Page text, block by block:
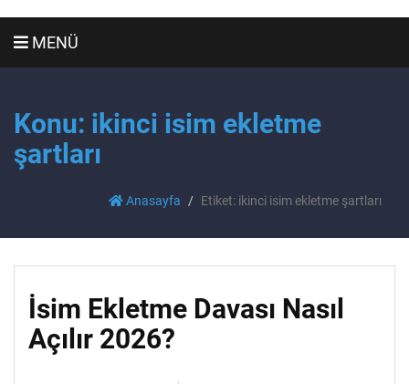
MENÜ
Konu: ikinci isim ekletme
şartları
Anasayfa Etiket: ikinci isim ekletme şartları
İsim Ekletme Davası Nasıl
Açılır 2026?